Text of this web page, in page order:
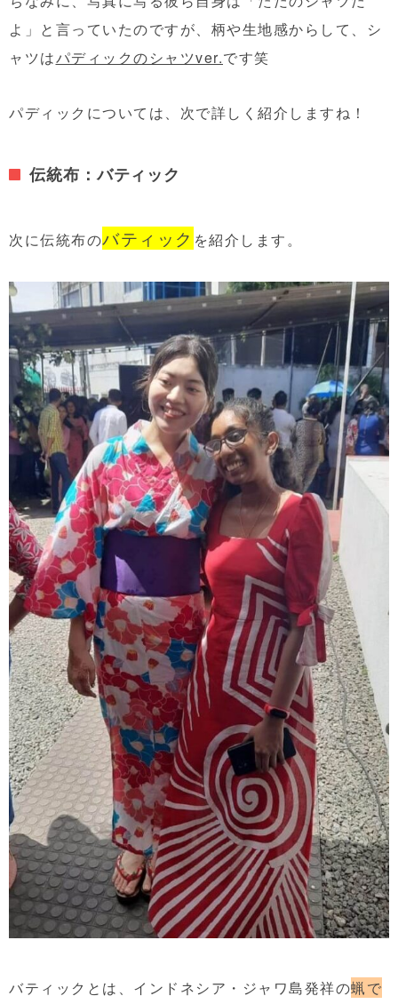
よ」と言っていたのですが、柄や生地感からして、シ
ャツはパディックのシャツver.です笑
パディックについては、次で詳しく紹介しますね！
伝統布：バティック
次に伝統布のバティック を紹介します。
バティックとは、インドネシア・ジャワ島発祥の蝋で